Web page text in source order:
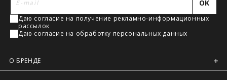
OK
Даю согласие на получение рекламно-информационных
рассылок
Даю согласие на обработку персональных данных
О БРЕНДЕ
наиболее выступающим точкам ягодиц.
Регионы России, Московская обл., Ленинградская обл.
Предварительно на сайте через платежную систему
Intellect Money.